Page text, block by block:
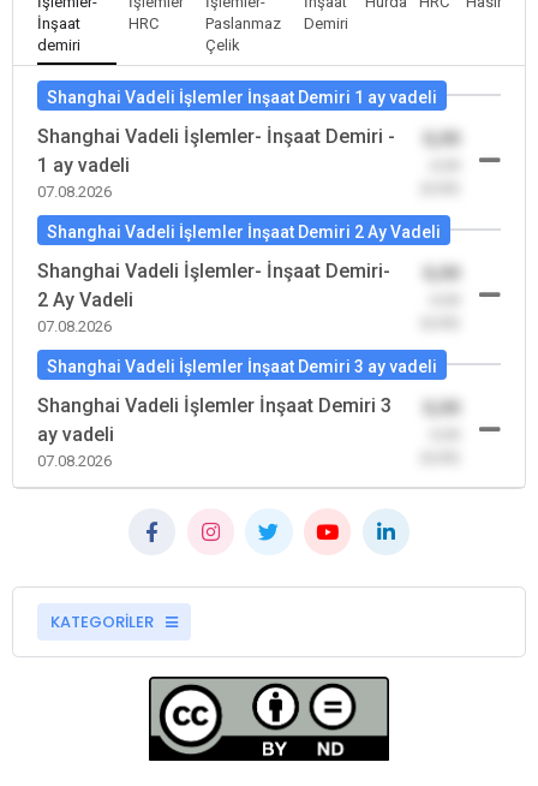
İnşaat
demiri
HRC
Paslanmaz
Çelik
Demiri
Shanghai Vadeli İşlemler İnşaat Demiri 1 ay vadeli
Shanghai Vadeli İşlemler- İnşaat Demiri -
1 ay vadeli
07.08.2026
Shanghai Vadeli İşlemler İnşaat Demiri 2 Ay Vadeli
Shanghai Vadeli İşlemler- İnşaat Demiri-
2 Ay Vadeli
07.08.2026
Shanghai Vadeli İşlemler İnşaat Demiri 3 ay vadeli
Shanghai Vadeli İşlemler İnşaat Demiri 3
ay vadeli
07.08.2026
KATEGORİLER